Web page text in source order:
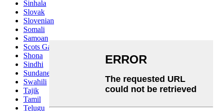
Sinhala
Slovak
Slovenian
Somali
Samoan
Scots Gaelic
Shona
Sindhi
Sundanese
Swahili
Tajik
Tamil
Telugu